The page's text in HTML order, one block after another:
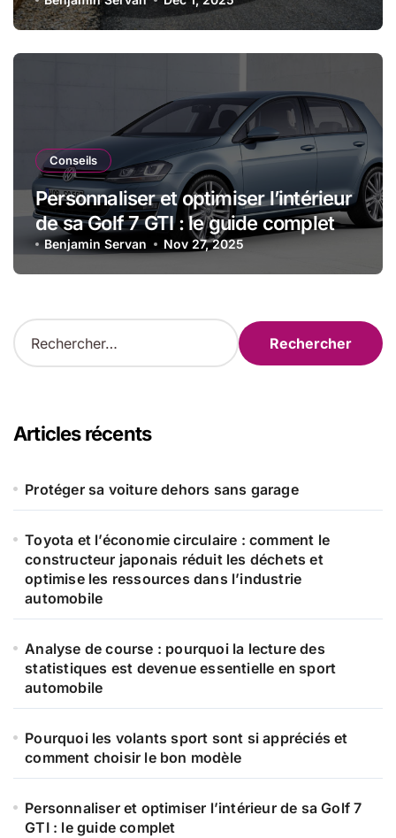
Conseils
Personnaliser et optimiser l’intérieur
de sa Golf 7 GTI : le guide complet
Benjamin Servan Nov 27, 2025
R
e
r
c
e
:
Articles récents
Protéger sa voiture dehors sans garage
Toyota et l’économie circulaire : comment le
constructeur japonais réduit les déchets et
optimise les ressources dans l’industrie
automobile
Analyse de course : pourquoi la lecture des
statistiques est devenue essentielle en sport
automobile
Pourquoi les volants sport sont si appréciés et
comment choisir le bon modèle
Personnaliser et optimiser l’intérieur de sa Golf 7
GTI : le guide complet